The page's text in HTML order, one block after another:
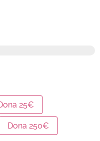
25€
Dona 250€